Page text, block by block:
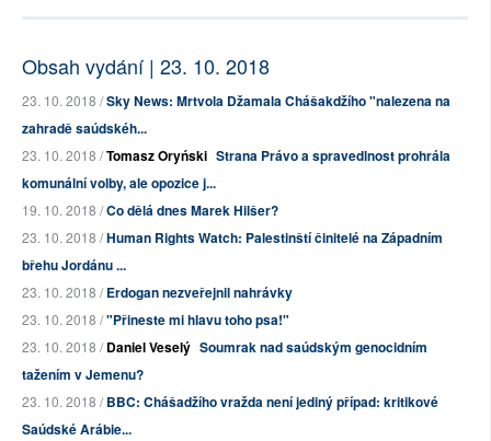
Obsah vydání | 23. 10. 2018
23. 10. 2018 /Sky News: Mrtvola Džamala Chášakdžího "nalezena na
zahradě saúdskéh...
23. 10. 2018 /Tomasz Oryński Strana Právo a spravedlnost prohrála
komunální volby, ale opozice j...
19. 10. 2018 /Co dělá dnes Marek Hilšer?
23. 10. 2018 /Human Rights Watch: Palestinští činitelé na Západním
břehu Jordánu ...
23. 10. 2018 /Erdogan nezveřejnil nahrávky
23. 10. 2018 /"Přineste mi hlavu toho psa!"
23. 10. 2018 /Daniel Veselý Soumrak nad saúdským genocidním
tažením v Jemenu?
23. 10. 2018 /BBC: Chášadžího vražda není jediný případ: kritikové
Saúdské Arábie...